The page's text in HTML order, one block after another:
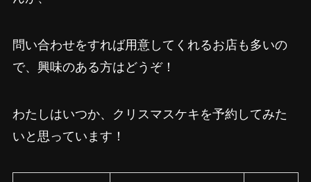
問い合わせをすれば用意してくれるお店も多いの
で、興味のある方はどうぞ！
わたしはいつか、クリスマスケキを予約してみた
いと思っています！